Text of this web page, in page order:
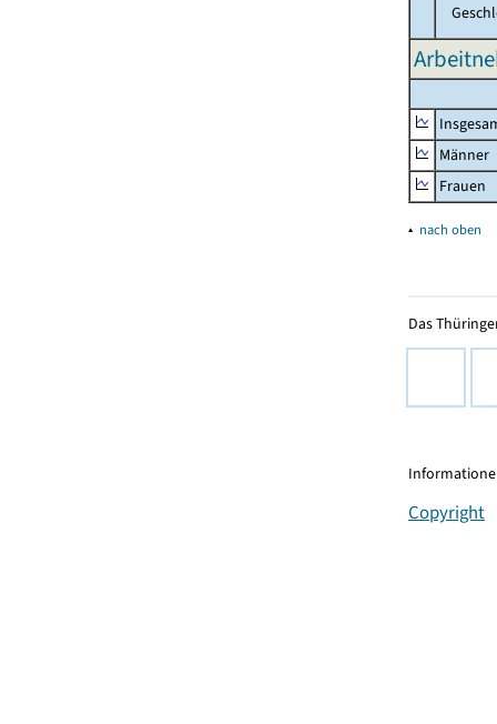
Männer
Frauen
▴ nach oben
Das
Copyright